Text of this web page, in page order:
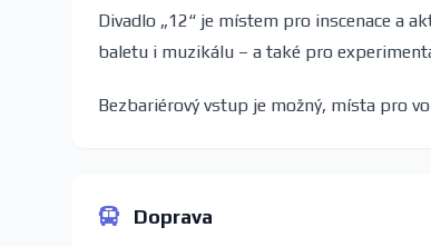
Divadlo „12“ je místem pro inscenace a
baletu i muzikálu – a také pro
Bezbariérový vstup je možný, místa pro
Doprava